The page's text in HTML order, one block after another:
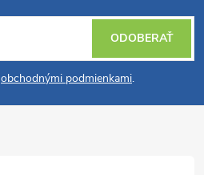
obchodnými podmienkami.
ODOBERAŤ